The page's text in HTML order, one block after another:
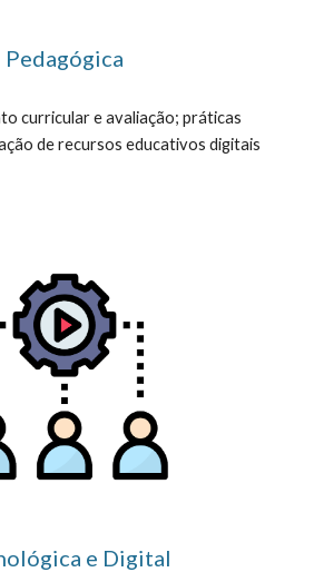
Pedagógica
curricular e avaliação; práticas
de recursos educativos digitais
e Digital